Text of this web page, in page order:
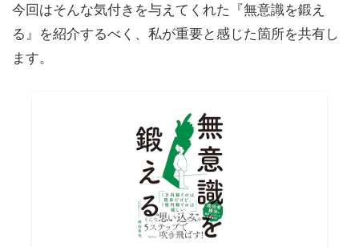
今回はそんな気付きを与えてくれた『無意識を鍛え
る』を紹介するべく、私が重要と感じた箇所を共有し
ます。